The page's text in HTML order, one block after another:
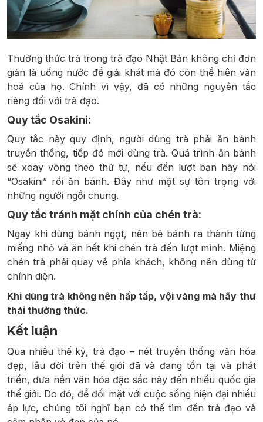
Thưởng thức trà trong trà đạo Nhật Bản không chỉ đơn
giản là uống nước để giải khát mà đó còn thể hiện văn
hoá của họ. Chính vì vậy, đã có những nguyên tắc
riêng đối với trà đạo.
Quy tắc Osakini:
Quy tắc này quy định, người dùng trà phải ăn bánh
truyền thống, tiếp đó mới dùng trà. Quá trình ăn bánh
sẽ xoay vòng theo thứ tự, nếu đến lượt bạn hãy nói
“Osakini” rồi ăn bánh. Đây như một sự tôn trọng với
những người ngồi chung.
Quy tắc tránh mặt chính của chén trà:
Ngay khi dùng bánh ngọt, nên bẻ bánh ra thành từng
miếng nhỏ và ăn hết khi chén trà đến lượt mình. Miệng
chén trà phải quay về phía khách, không nên dùng từ
chính diện.
Khi dùng trà không nên hấp tấp, vội vàng mà hãy thư
thái thưởng thức.
Kết luận
Qua nhiều thế kỷ, trà đạo – nét truyền thống văn hóa
đẹp, lâu đời trên thế giới đã và đang tồn tại và phát
triển, đưa nền văn hóa đặc sắc này đến nhiều quốc gia
thế giới. Do đó, để đối mặt với cuộc sống hiện đại nhiều
áp lực, chúng tôi nghĩ bạn có thể tìm đến trà đạo và